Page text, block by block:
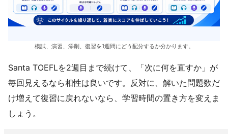
模試、演習、添削、復習を1週間にどう配分するか分かります。
Santa TOEFLを2週目まで続けて、「次に何を直すか」が
毎回見えるなら相性は良いです。反対に、解いた問題数だ
け増えて復習に戻れないなら、学習時間の置き方を変えま
しょう。